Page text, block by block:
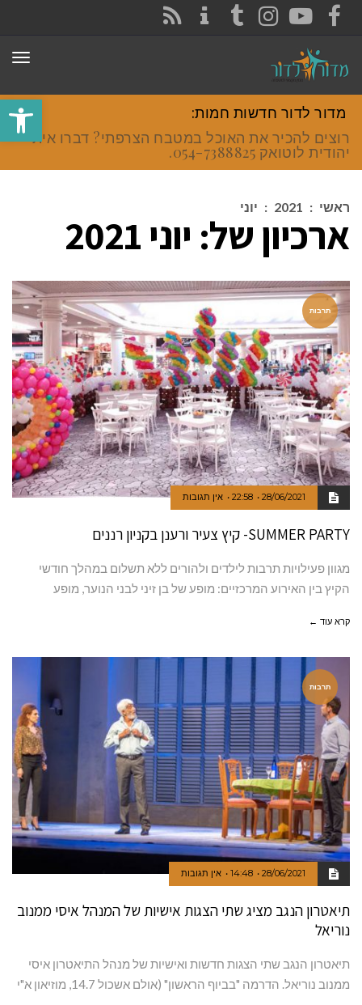
פתח
FACEBOOK
YOUTUBE
INSTAGRAM
TUMBLR
מדור לדור חדשות חמות:
רוצים להכיר את האוכל במטבח הצרפתי? דברו איתי
יהודית לוטואק 054-7388825.
ראשי :
2021
: יוני
ארכיון של: יוני 2021
תרבות
28/06/2021
22:58 אין תגובות
SUMMER PARTY- קיץ צעיר ורענן בקניון רננים
מגוון פעילויות תרבות לילדים ולהורים ללא תשלום במהלך חודשי
הקיץ בין האירוע המרכזיים: מופע של בן זיני לבני הנוער, מופע
קרא עוד ←
תרבות
28/06/2021
14:48 אין תגובות
תיאטרון הנגב מציג שתי הצגות אישיות של המנהל איסי ממנוב
נוריאל
תיאטרון הנגב שתי הצגות חדשות ואישיות של מנהל התיאטרון איסי
ממנוב נוריאל. הדרמה "בביוף הראשון" (אולם אשכול 14.7, מוזיאון א"י